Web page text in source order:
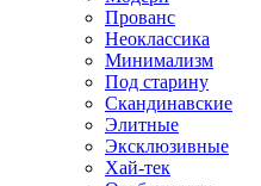
Прованс
Неоклассика
Минимализм
Под старину
Скандинавские
Элитные
Эксклюзивные
Хай-тек